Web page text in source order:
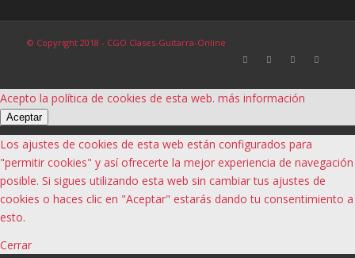
© Copyright 2018 - CGO Clases-Guitarra-Online
Acepto la política de cookies de esta web. más información
Aceptar
Los ajustes de cookies de esta web están configurados para
"permitir cookies" y así ofrecerte la mejor experiencia de navegación
posible. Si sigues utilizando esta web sin cambiar tus ajustes de
cookies o haces clic en "Aceptar" estarás dando tu consentimiento a
esto.
Cerrar